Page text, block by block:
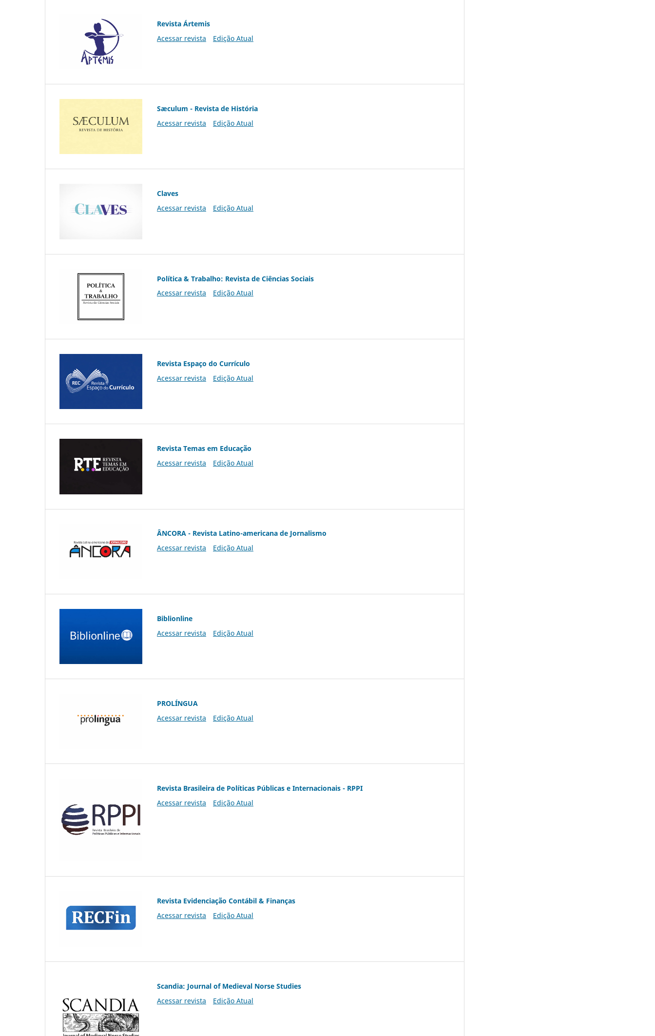
Revista Ártemis
Acessar revista
Edição Atual
Sæculum - Revista de História
Acessar revista
Edição Atual
Claves
Acessar revista
Edição Atual
Política & Trabalho: Revista de Ciências Sociais
Acessar revista
Edição Atual
Revista Espaço do Currículo
Acessar revista
Edição Atual
Revista Temas em Educação
Acessar revista
Edição Atual
ÂNCORA - Revista Latino-americana de Jornalismo
Acessar revista
Edição Atual
Biblionline
Acessar revista
Edição Atual
PROLÍNGUA
Acessar revista
Edição Atual
Revista Brasileira de Políticas Públicas e Internacionais - RPPI
Acessar revista
Edição Atual
Revista Evidenciação Contábil & Finanças
Acessar revista
Edição Atual
Scandia: Journal of Medieval Norse Studies
Acessar revista
Edição Atual